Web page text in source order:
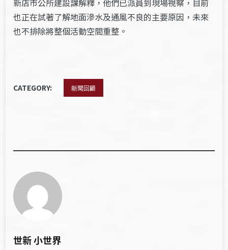
新店市公所建設課解釋，他們已派員到現場視察，目前
也正在試著了解地面滲水及通風不良的主要原因，未來
也不排除將整個活動空間重整。
CATEGORY: 新聞回顧
世新 小世界